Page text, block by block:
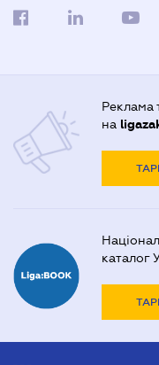
Реклама
на
каталог